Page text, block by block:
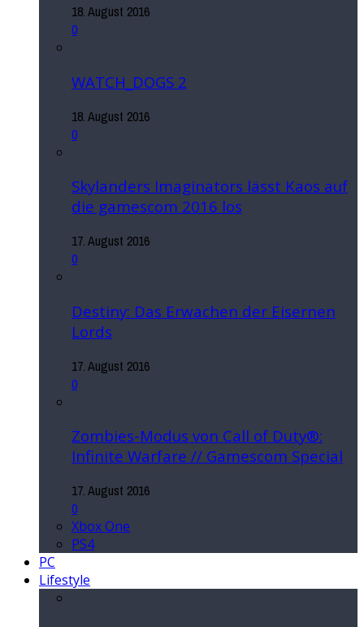
18. August 2016
0
WATCH_DOGS 2
18. August 2016
0
Skylanders Imaginators lässt Kaos auf
die gamescom 2016 los
17. August 2016
0
Destiny: Das Erwachen der Eisernen
Lords
17. August 2016
0
Zombies-Modus von Call of Duty®:
Infinite Warfare // Gamescom Special
17. August 2016
0
Xbox One
PS4
PC
Lifestyle